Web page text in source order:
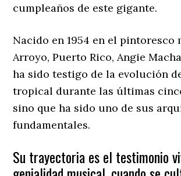
cumpleaños de este gigante.
Nacido en 1954 en el pintoresco
Arroyo, Puerto Rico, Angie
ha sido testigo de la evolución
tropical durante las últimas
sino que ha sido uno de sus
fundamentales.
Su trayectoria es el testimonio